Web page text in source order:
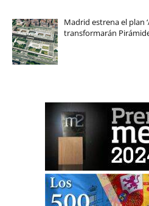
Madrid estrena el plan
transformarán